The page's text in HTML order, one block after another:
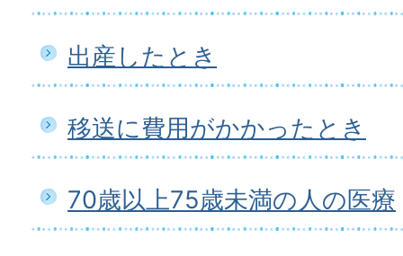
出産したとき
移送に費用がかかったとき
70歳以上75歳未満の人の医療